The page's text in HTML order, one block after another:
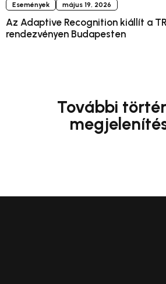
Események május 19, 2026
Az Adaptive Recognition kiállít a
rendezvényen Budapesten
További